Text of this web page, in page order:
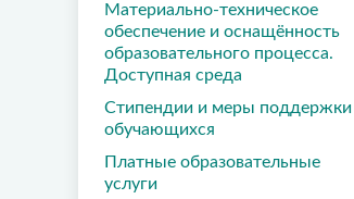
Материально-техническое
обеспечение и оснащённость
образовательного процесса.
Доступная среда
Стипендии и меры поддержки
обучающихся
Платные образовательные
услуги